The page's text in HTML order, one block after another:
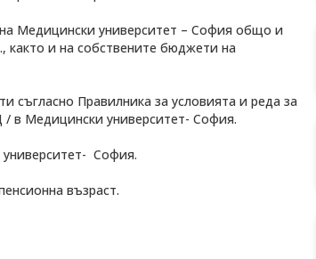
Медицински университет – София общо и
и на собствените бюджети на
съгласно Правилника за условията и реда за
в Медицински университет- София.
университет- София.
възраст.